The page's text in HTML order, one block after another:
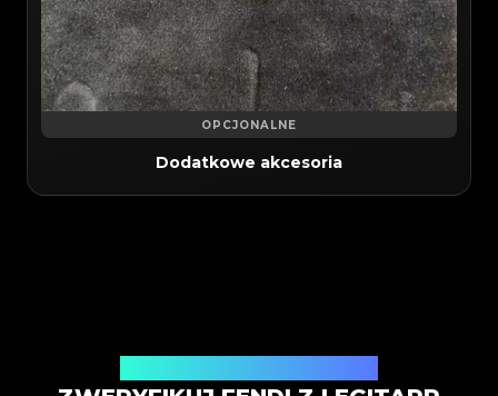
OPCJONALNE
Dodatkowe akcesoria